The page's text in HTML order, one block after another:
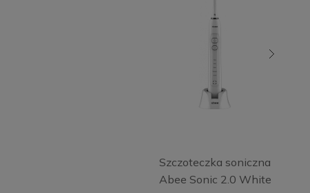
Szczoteczka soniczna
Abee Sonic 2.0 White